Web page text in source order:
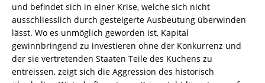
und befindet sich in einer Krise, welche sich nicht
ausschliesslich durch gesteigerte Ausbeutung überwinden
lässt. Wo es unmöglich geworden ist, Kapital
gewinnbringend zu investieren ohne der Konkurrenz und
der sie vertretenden Staaten Teile des Kuchens zu
entreissen, zeigt sich die Aggression des historisch